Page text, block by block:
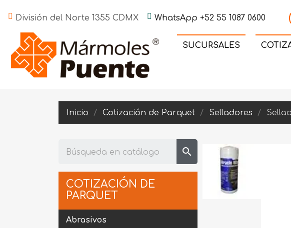
División del Norte 1355 CDMX WhatsApp +52 55 1087 0600
SUCURSALES
Inicio Cotización de Parquet Selladores
search
COTIZACIÓN DE
PARQUET
Abrasivos